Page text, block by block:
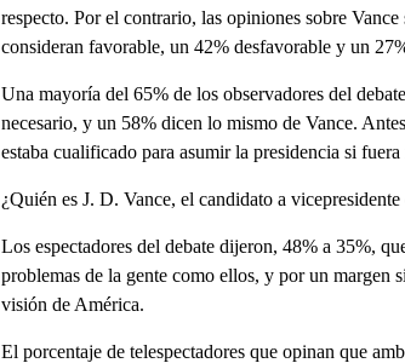
respecto. Por el contrario, las opiniones sobre
consideran favorable, un 42% desfavorable y un
Una mayoría del 65% de los observadores del
necesario, y un 58% dicen lo mismo de Vance.
estaba cualificado para asumir la presidencia si
¿Quién es J. D. Vance, el candidato a
Los espectadores del debate dijeron, 48% a 35%,
problemas de la gente como ellos, y por un margen
visión de América.
El porcentaje de telespectadores que opinan que